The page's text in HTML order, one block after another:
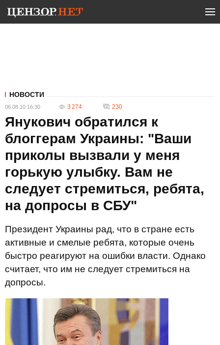
НОВОСТИ
06.08.10 16:30 3 274 230
Янукович обратился к
блоггерам Украины: "Ваши
приколы вызвали у меня
горькую улыбку. Вам не
следует стремиться, ребята,
на допросы в СБУ"
Президент Украины рад, что в стране есть
активные и смелые ребята, которые очень
быстро реагируют на ошибки власти. Однако
считает, что им не следует стремиться на
допросы.